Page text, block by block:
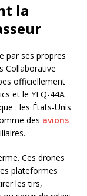
la
par ses propres
Collaborative
officiellement
et le YFQ-44A
: les États-Unis
des avions
Ces drones
plateformes
les tirs,